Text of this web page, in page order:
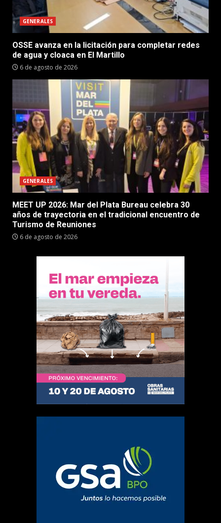
GENERALES
OSSE avanza en la licitación para completar redes
de agua y cloaca en El Martillo
6 de agosto de 2026
GENERALES
MEET UP 2026: Mar del Plata Bureau celebra 30
años de trayectoria en el tradicional encuentro de
Turismo de Reuniones
6 de agosto de 2026